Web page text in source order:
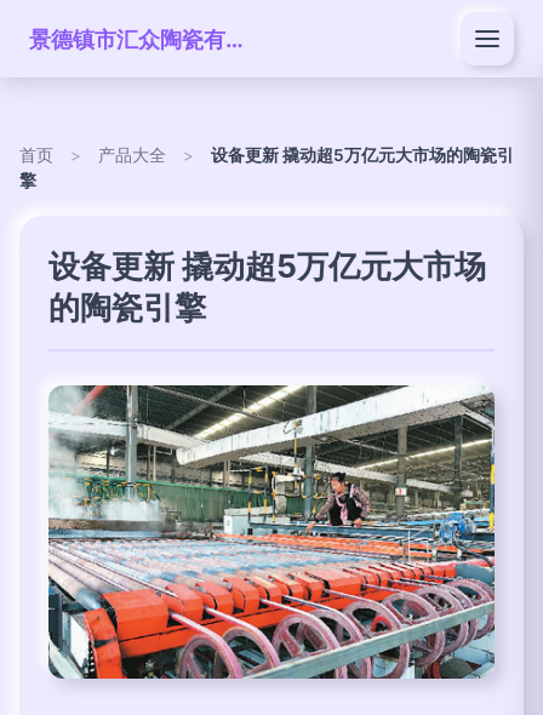
景德镇市汇众陶瓷有限公司
首页 > 产品大全 >
设备更新 撬动超5万亿元大市场的陶瓷引
擎
设备更新 撬动超5万亿元大市场
的陶瓷引擎